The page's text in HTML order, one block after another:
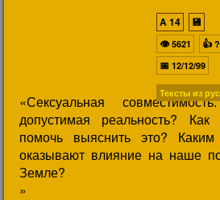
«Сексуальная
допустимая реальность? Как
помочь выяснить это?
оказывают влияние на наше
Земле?
»
A14
💾
👁5621 👍
📅 12/12/99
Тексты из